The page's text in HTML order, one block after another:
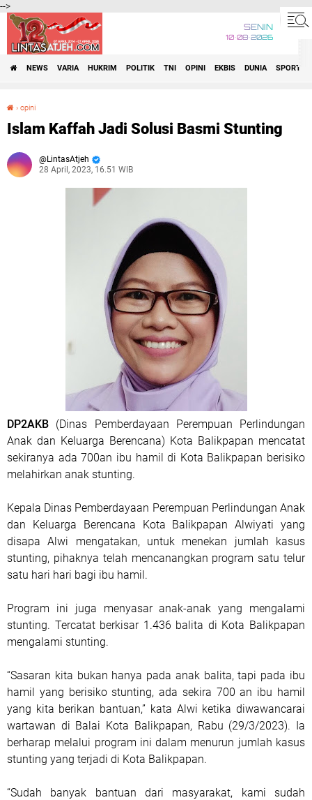
-->
SENIN
10•08•2026
NEWS VARIA HUKRIM POLITIK TNI OPINI EKBIS DUNIA SPORT
› opini
Islam Kaffah Jadi Solusi Basmi Stunting
LintasAtjeh
28 April, 2023, 16.51 WIB
DP2AKB (Dinas Pemberdayaan Perempuan Perlindungan
Anak dan Keluarga Berencana) Kota Balikpapan mencatat
sekiranya ada 700an ibu hamil di Kota Balikpapan berisiko
melahirkan anak stunting.
Kepala Dinas Pemberdayaan Perempuan Perlindungan Anak
dan Keluarga Berencana Kota Balikpapan Alwiyati yang
disapa Alwi mengatakan, untuk menekan jumlah kasus
stunting, pihaknya telah mencanangkan program satu telur
satu hari hari bagi ibu hamil.
Program ini juga menyasar anak-anak yang mengalami
stunting. Tercatat berkisar 1.436 balita di Kota Balikpapan
mengalami stunting.
“Sasaran kita bukan hanya pada anak balita, tapi pada ibu
hamil yang berisiko stunting, ada sekira 700 an ibu hamil
yang kita berikan bantuan,” kata Alwi ketika diwawancarai
wartawan di Balai Kota Balikpapan, Rabu (29/3/2023). Ia
berharap melalui program ini dalam menurun jumlah kasus
stunting yang terjadi di Kota Balikpapan.
“Sudah banyak bantuan dari masyarakat, kami sudah